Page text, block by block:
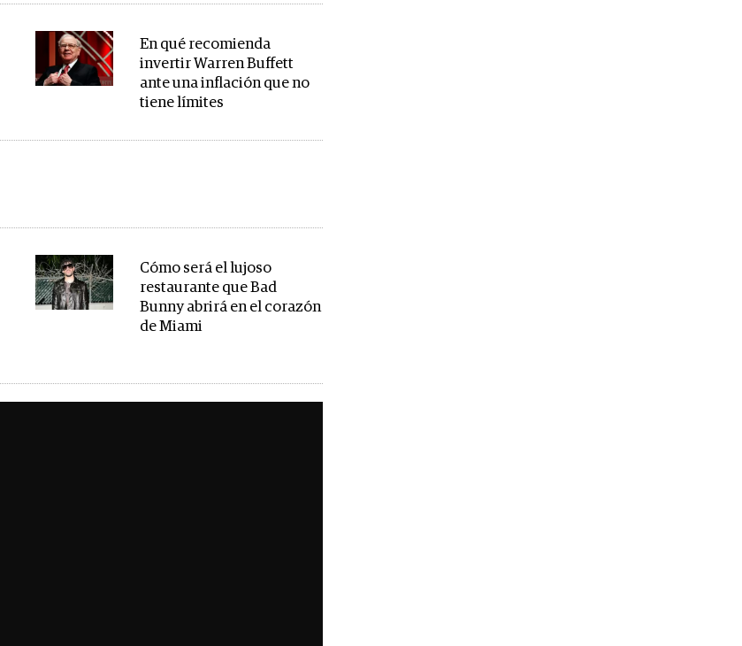
En qué recomienda
invertir Warren Buffett
ante una inflación que no
tiene límites
Cómo será el lujoso
restaurante que Bad
Bunny abrirá en el corazón
de Miami